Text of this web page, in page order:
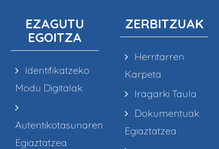
EZAGUTU
EGOITZA
Identifikatzeko
Modu Digitalak
Autentikotasunaren
Egiaztatzea
ZERBITZUAK
Herritarren
Karpeta
Iragarki Taula
Dokumentuak
Egiaztatzea